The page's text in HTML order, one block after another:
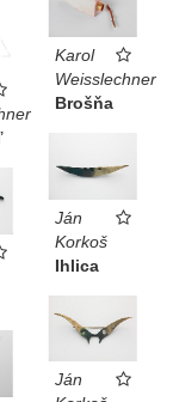
Karol
Weisslechner
Brošňa
Ján
Korkoš
Ihlica
Ján